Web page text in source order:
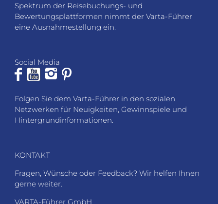
Spektrum der Reisebuchungs- und
Bewertungsplattformen nimmt der Varta-Führer
eine Ausnahmestellung ein.
Social Media
Folgen Sie dem Varta-Führer in den sozialen
Netzwerken für Neuigkeiten, Gewinnspiele und
Hintergrundinformationen.
KONTAKT
Fragen, Wünsche oder Feedback? Wir helfen Ihnen
gerne weiter.
VARTA-Führer GmbH